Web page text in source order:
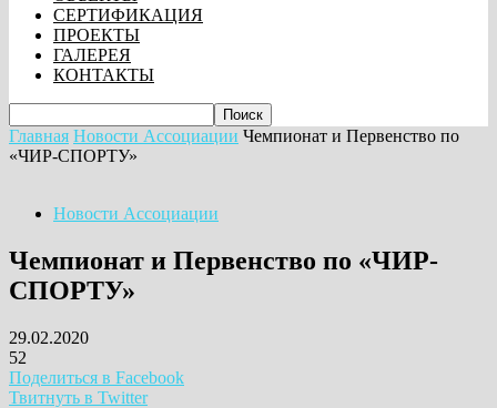
СЕРТИФИКАЦИЯ
ПРОЕКТЫ
ГАЛЕРЕЯ
КОНТАКТЫ
Главная Новости Ассоциации Чемпионат и Первенство по
«ЧИР-СПОРТУ»
Новости Ассоциации
Чемпионат и Первенство по «ЧИР-
СПОРТУ»
29.02.2020
52
Поделиться в Facebook
Твитнуть в Twitter